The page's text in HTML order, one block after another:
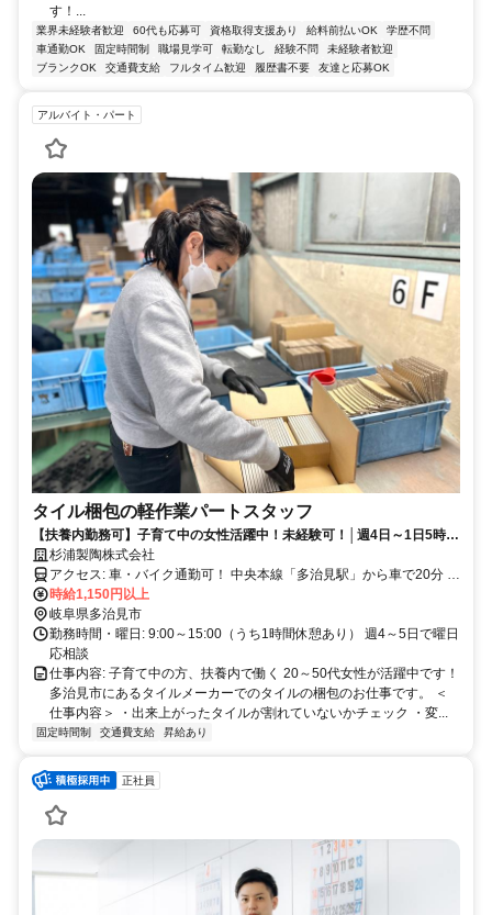
す！...
業界未経験者歓迎 60代も応募可 資格取得支援あり 給料前払いOK
学歴不問
車通勤OK
固定時間制 職場見学可 転勤なし 経験不問
未経験者歓迎
ブランクOK
交通費支給 フルタイム歓迎 履歴書不要 友達と応募OK
アルバイト・パート
タイル梱包の軽作業パートスタッフ
【扶養内勤務可】子育て中の女性活躍中！未経験可！│週4日～1日5時間
程度で勤務OK│20～50代活躍中！
杉浦製陶株式会社
アクセス: 車・バイク通勤可！ 中央本線「多治見駅」から車で20分 土
岐プレミアムアウトレットから車で10分の場所です。 ガソリン代支
給あり（上限20,000円まで）
時給1,150円以上
岐阜県多治見市
勤務時間・曜日: 9:00～15:00（うち1時間休憩あり） 週4～5日で曜日
応相談
仕事内容: 子育て中の方、扶養内で働く 20～50代女性が活躍中です！
多治見市にあるタイルメーカーでのタイルの梱包のお仕事です。 ＜
仕事内容＞ ・出来上がったタイルが割れていないかチェック ・変...
固定時間制 交通費支給 昇給あり
正社員